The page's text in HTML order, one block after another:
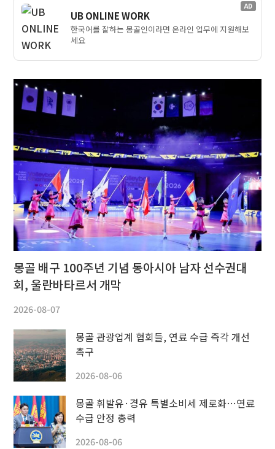
AD
UB ONLINE WORK
한국어를 잘하는 몽골인이라면 온라인 업무에 지원해보
세요
몽골 배구 100주년 기념 동아시아 남자 선수권대
회, 울란바타르서 개막
2026-08-07
몽골 관광업계 협회들, 연료 수급 즉각 개선
촉구
2026-08-06
몽골 휘발유·경유 특별소비세 제로화…연료
수급 안정 총력
2026-08-06